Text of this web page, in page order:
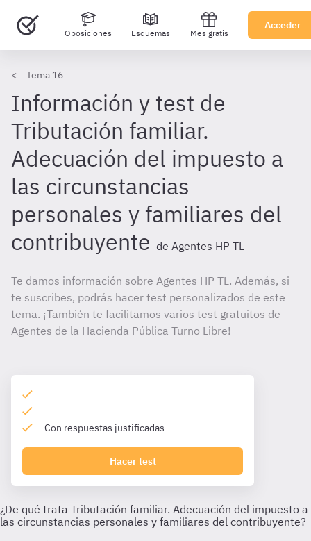
Oposiciones Esquemas Mes gratis
Acceder
Tema 16
Información y test de
Tributación familiar.
Adecuación del impuesto a
las circunstancias
personales y familiares del
contribuyente de Agentes HP TL
Te damos información sobre Agentes HP TL. Además, si
te suscribes, podrás hacer test personalizados de este
tema. ¡También te facilitamos varios test gratuitos de
Agentes de la Hacienda Pública Turno Libre!
Con respuestas justificadas
Hacer test